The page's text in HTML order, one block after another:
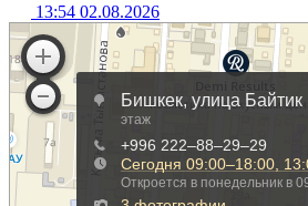
13:54 02.08.2026